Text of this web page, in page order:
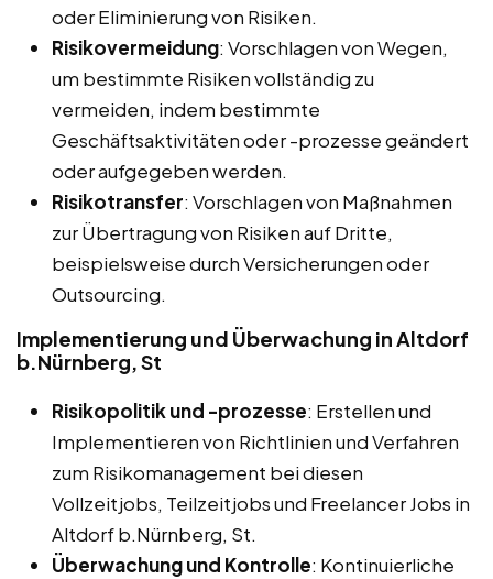
oder Eliminierung von Risiken.
Risikovermeidung: Vorschlagen von Wegen,
um bestimmte Risiken vollständig zu
vermeiden, indem bestimmte
Geschäftsaktivitäten oder -prozesse geändert
oder aufgegeben werden.
Risikotransfer: Vorschlagen von Maßnahmen
zur Übertragung von Risiken auf Dritte,
beispielsweise durch Versicherungen oder
Outsourcing.
Implementierung und Überwachung in Altdorf
b.Nürnberg, St
Risikopolitik und -prozesse: Erstellen und
Implementieren von Richtlinien und Verfahren
zum Risikomanagement bei diesen
Vollzeitjobs, Teilzeitjobs und Freelancer Jobs in
Altdorf b.Nürnberg, St.
Überwachung und Kontrolle: Kontinuierliche